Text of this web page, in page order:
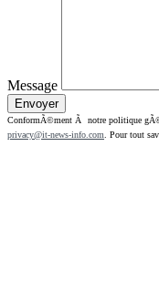
Message
ConformÃ©ment Ã notre politique
privacy@it-news-info.com . Pour tout